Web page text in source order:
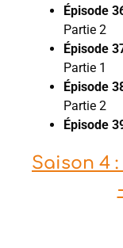
Épisode
Partie 2
Épisode
Partie 1
Épisode
Partie 2
Épisode
Saison 4